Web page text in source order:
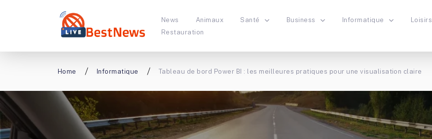
News Animaux Santé Business Informatique
Loisirs
Restauration
Home Informatique Tableau de bord Power BI : les meilleures pratiques pour une visualisation claire